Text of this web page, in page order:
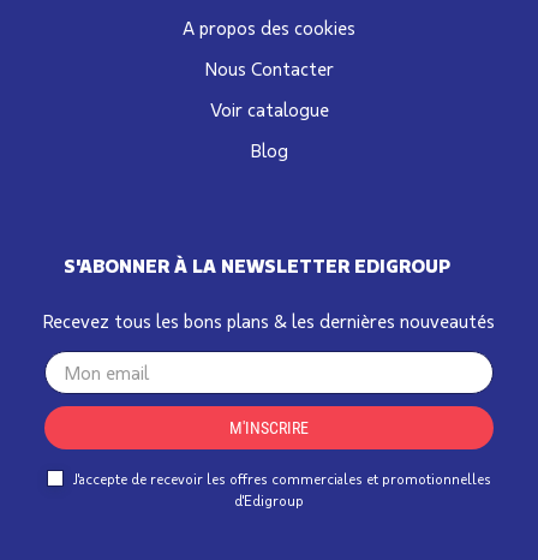
S'ABONNER À LA NEWSLETTER EDIGROUP
Recevez tous les bons plans & les dernières nouveautés
Your
email
M'INSCRIRE
J'accepte de recevoir les offres commerciales et promotionnelles
d'Edigroup
A propos des cookies
Nous Contacter
Voir catalogue
Blog